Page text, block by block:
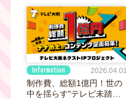
ロジェクト」第2弾も企画
募集中｜締切7月31日
（金）
Information 2026.04.01
制作費、総額1億円！世の
中を揺らす"テレビ未踏領